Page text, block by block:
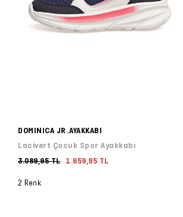
DOMINICA JR.AYAKKABI
Lacivert Çocuk Spor Ayakkabı
3.089,95 TL
1.659,95 TL
2 Renk